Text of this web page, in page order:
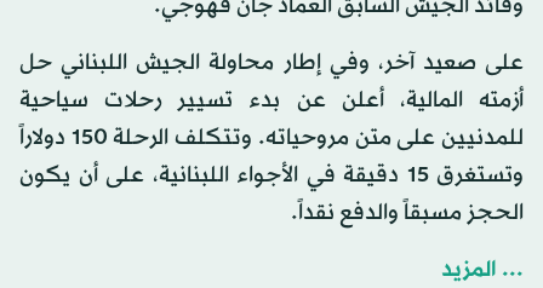
وقائد الجيش السابق العماد جان قهوجي.
على صعيد آخر، وفي إطار محاولة الجيش اللبناني حل
أزمته المالية، أعلن عن بدء تسيير رحلات سياحية
للمدنيين على متن مروحياته. وتتكلف الرحلة 150 دولاراً
وتستغرق 15 دقيقة في الأجواء اللبنانية، على أن يكون
الحجز مسبقاً والدفع نقداً.
... المزيد